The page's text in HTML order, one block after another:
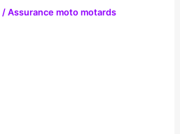
/Assurance moto motards